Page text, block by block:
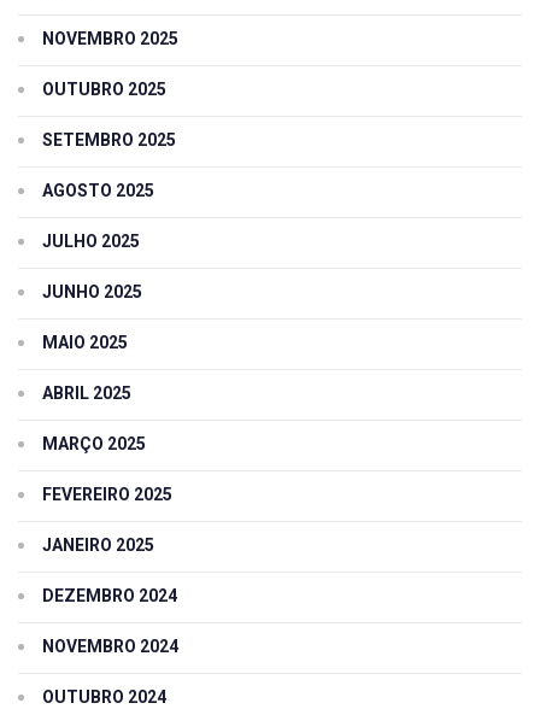
NOVEMBRO 2025
OUTUBRO 2025
SETEMBRO 2025
AGOSTO 2025
JULHO 2025
JUNHO 2025
MAIO 2025
ABRIL 2025
MARÇO 2025
FEVEREIRO 2025
JANEIRO 2025
DEZEMBRO 2024
NOVEMBRO 2024
OUTUBRO 2024